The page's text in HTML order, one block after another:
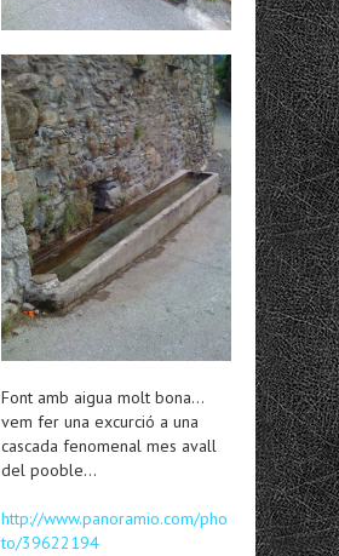
Font amb aigua molt bona…
vem fer una excurció a una
cascada fenomenal mes avall
del pooble…
http://www.panoramio.com/pho
to/39622194